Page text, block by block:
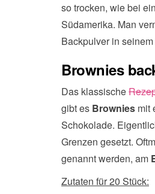
so trocken, wie bei
Südamerika. Man
Backpulver in
Brownies
Das klassische
gibt es Brownies mit
Schokolade.
Grenzen gesetzt.
genannt werden, am
Zutaten für 20 Stück: